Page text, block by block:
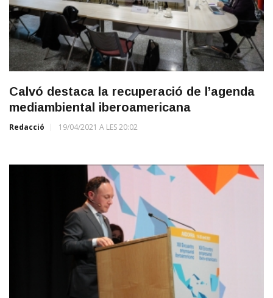
Calvó destaca la recuperació de l’agenda
mediambiental iberoamericana
Redacció 19/04/2021 A LES 20:02